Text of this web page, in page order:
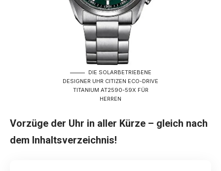
DIE SOLARBETRIEBENE
DESIGNER UHR CITIZEN ECO-DRIVE
TITANIUM AT2590-59X FÜR
HERREN
Vorzüge der Uhr in aller Kürze – gleich nach
dem Inhaltsverzeichnis!